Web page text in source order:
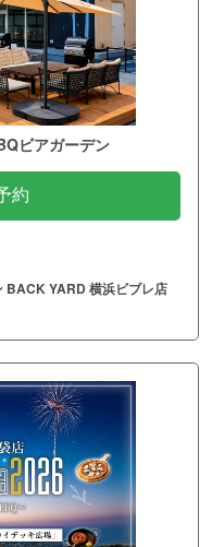
ビアガーデン
約
BACK YARD 横浜ビブレ店